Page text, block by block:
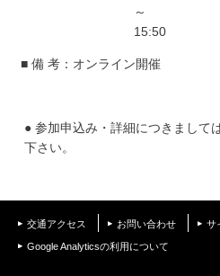
～
15:50
■ 備 考：オンライン開催
● 参加申込み・詳細につきましては
下さい。
交通アクセス お問い合わせ サ
Google Analyticsの利用について